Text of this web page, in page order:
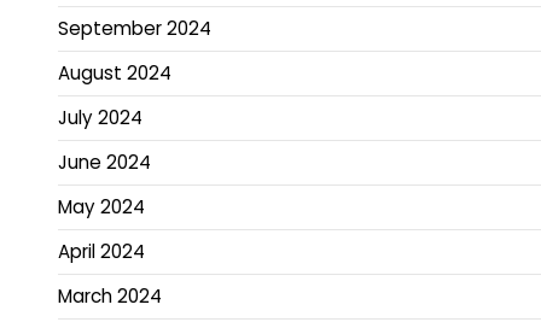
September 2024
August 2024
July 2024
June 2024
May 2024
April 2024
March 2024